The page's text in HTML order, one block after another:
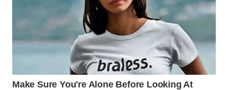
SEMARANG